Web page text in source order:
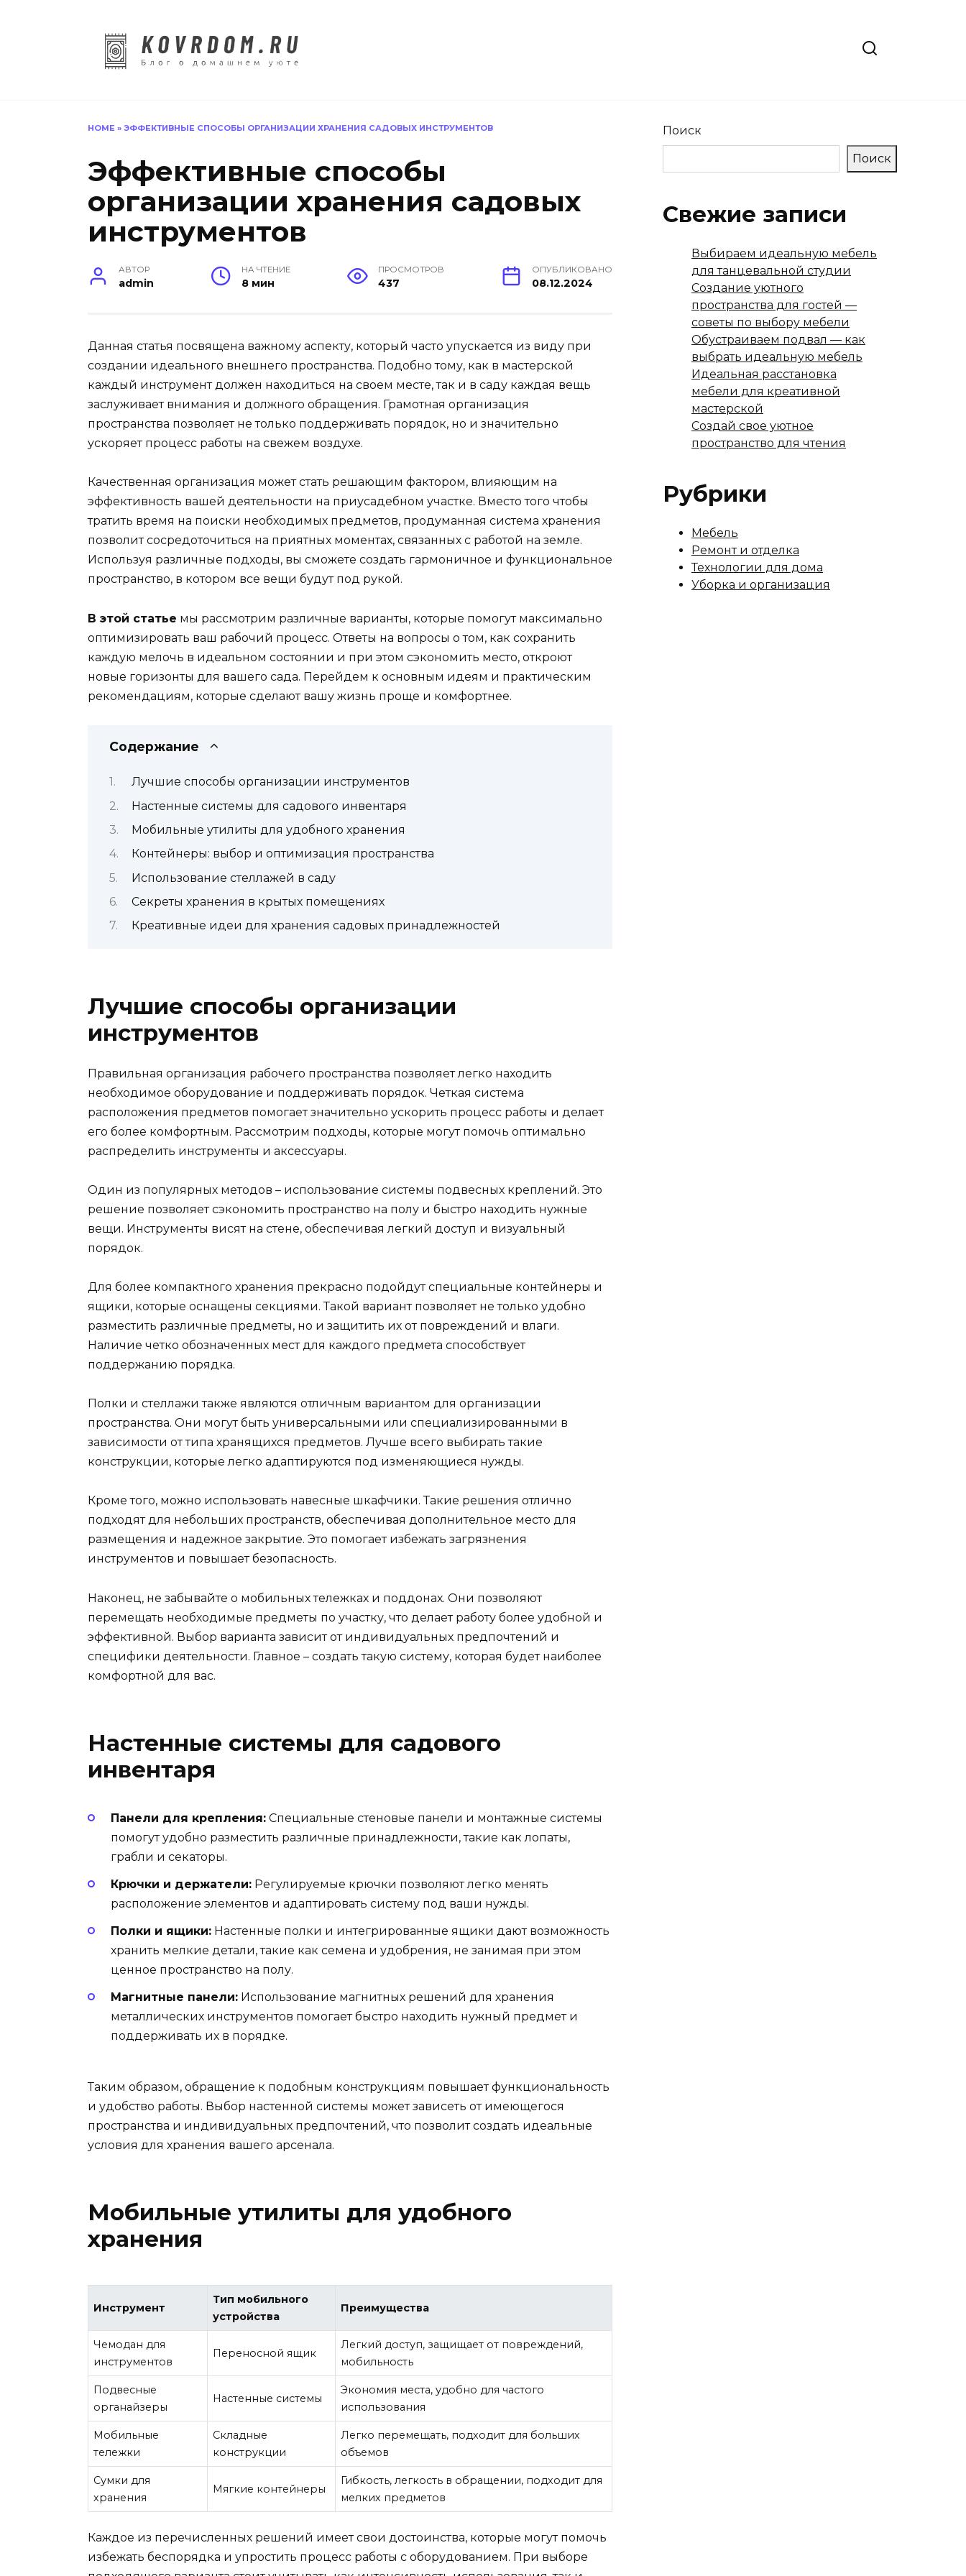
HOME » ЭФФЕКТИВНЫЕ СПОСОБЫ ОРГАНИЗАЦИИ ХРАНЕНИЯ САДОВЫХ ИНСТРУМЕНТОВ
Эффективные способы
организации хранения садовых
инструментов
АВТОР
admin
НА ЧТЕНИЕ
8 мин
ПРОСМОТРОВ
437
ОПУБЛИКОВАНО
08.12.2024
Данная статья посвящена важному аспекту, который часто упускается из виду при
создании идеального внешнего пространства. Подобно тому, как в мастерской
каждый инструмент должен находиться на своем месте, так и в саду каждая вещь
заслуживает внимания и должного обращения. Грамотная организация
пространства позволяет не только поддерживать порядок, но и значительно
ускоряет процесс работы на свежем воздухе.
Качественная организация может стать решающим фактором, влияющим на
эффективность вашей деятельности на приусадебном участке. Вместо того чтобы
тратить время на поиски необходимых предметов, продуманная система хранения
позволит сосредоточиться на приятных моментах, связанных с работой на земле.
Используя различные подходы, вы сможете создать гармоничное и функциональное
пространство, в котором все вещи будут под рукой.
В этой статье мы рассмотрим различные варианты, которые помогут максимально
оптимизировать ваш рабочий процесс. Ответы на вопросы о том, как сохранить
каждую мелочь в идеальном состоянии и при этом сэкономить место, откроют
новые горизонты для вашего сада. Перейдем к основным идеям и практическим
рекомендациям, которые сделают вашу жизнь проще и комфортнее.
Содержание
Лучшие способы организации инструментов
Настенные системы для садового инвентаря
Мобильные утилиты для удобного хранения
Контейнеры: выбор и оптимизация пространства
Использование стеллажей в саду
Секреты хранения в крытых помещениях
Креативные идеи для хранения садовых принадлежностей
Лучшие способы организации
инструментов
Правильная организация рабочего пространства позволяет легко находить
необходимое оборудование и поддерживать порядок. Четкая система
расположения предметов помогает значительно ускорить процесс работы и делает
его более комфортным. Рассмотрим подходы, которые могут помочь оптимально
распределить инструменты и аксессуары.
Один из популярных методов – использование системы подвесных креплений. Это
решение позволяет сэкономить пространство на полу и быстро находить нужные
вещи. Инструменты висят на стене, обеспечивая легкий доступ и визуальный
порядок.
Для более компактного хранения прекрасно подойдут специальные контейнеры и
ящики, которые оснащены секциями. Такой вариант позволяет не только удобно
разместить различные предметы, но и защитить их от повреждений и влаги.
Наличие четко обозначенных мест для каждого предмета способствует
поддержанию порядка.
Полки и стеллажи также являются отличным вариантом для организации
пространства. Они могут быть универсальными или специализированными в
зависимости от типа хранящихся предметов. Лучше всего выбирать такие
конструкции, которые легко адаптируются под изменяющиеся нужды.
Кроме того, можно использовать навесные шкафчики. Такие решения отлично
подходят для небольших пространств, обеспечивая дополнительное место для
размещения и надежное закрытие. Это помогает избежать загрязнения
инструментов и повышает безопасность.
Наконец, не забывайте о мобильных тележках и поддонах. Они позволяют
перемещать необходимые предметы по участку, что делает работу более удобной и
эффективной. Выбор варианта зависит от индивидуальных предпочтений и
специфики деятельности. Главное – создать такую систему, которая будет наиболее
комфортной для вас.
Настенные системы для садового
инвентаря
Панели для крепления: Специальные стеновые панели и монтажные системы
помогут удобно разместить различные принадлежности, такие как лопаты,
грабли и секаторы.
Крючки и держатели: Регулируемые крючки позволяют легко менять
расположение элементов и адаптировать систему под ваши нужды.
Полки и ящики: Настенные полки и интегрированные ящики дают возможность
хранить мелкие детали, такие как семена и удобрения, не занимая при этом
ценное пространство на полу.
Магнитные панели: Использование магнитных решений для хранения
металлических инструментов помогает быстро находить нужный предмет и
поддерживать их в порядке.
Таким образом, обращение к подобным конструкциям повышает функциональность
и удобство работы. Выбор настенной системы может зависеть от имеющегося
пространства и индивидуальных предпочтений, что позволит создать идеальные
условия для хранения вашего арсенала.
Мобильные утилиты для удобного
хранения
Инструмент
Тип мобильного
устройства
Преимущества
Чемодан для
инструментов
Переносной ящик
Легкий доступ, защищает от повреждений,
мобильность
Подвесные
органайзеры
Настенные системы
Экономия места, удобно для частого
использования
Мобильные
тележки
Складные
конструкции
Легко перемещать, подходит для больших
объемов
Сумки для
хранения
Мягкие контейнеры
Гибкость, легкость в обращении, подходит для
мелких предметов
Каждое из перечисленных решений имеет свои достоинства, которые могут помочь
избежать беспорядка и упростить процесс работы с оборудованием. При выборе
Поиск
Поиск
Свежие записи
Выбираем идеальную мебель
для танцевальной студии
Создание уютного
пространства для гостей —
советы по выбору мебели
Обустраиваем подвал — как
выбрать идеальную мебель
Идеальная расстановка
мебели для креативной
мастерской
Создай свое уютное
пространство для чтения
Рубрики
Мебель
Ремонт и отделка
Технологии для дома
Уборка и организация